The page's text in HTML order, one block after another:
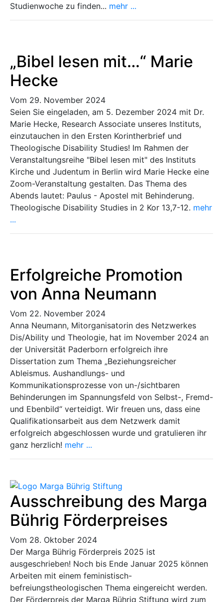
Studienwoche zu finden... mehr ...
„Bibel lesen mit…“ Marie
Hecke
Vom 29. November 2024
Seien Sie eingeladen, am 5. Dezember 2024 mit Dr.
Marie Hecke, Research Associate unseres Instituts,
einzutauchen in den Ersten Korintherbrief und
Theologische Disability Studies! Im Rahmen der
Veranstaltungsreihe "Bibel lesen mit" des Instituts
Kirche und Judentum in Berlin wird Marie Hecke eine
Zoom-Veranstaltung gestalten. Das Thema des
Abends lautet: Paulus - Apostel mit Behinderung.
Theologische Disability Studies in 2 Kor 13,7-12. mehr
...
Erfolgreiche Promotion
von Anna Neumann
Vom 22. November 2024
Anna Neumann, Mitorganisatorin des Netzwerkes
Dis/Ability und Theologie, hat im November 2024 an
der Universität Paderborn erfolgreich ihre
Dissertation zum Thema „Beziehungsreicher
Ableismus. Aushandlungs- und
Kommunikationsprozesse von un-/sichtbaren
Behinderungen im Spannungsfeld von Selbst-, Fremd-
und Ebenbild“ verteidigt. Wir freuen uns, dass eine
Qualifikationsarbeit aus dem Netzwerk damit
erfolgreich abgeschlossen wurde und gratulieren ihr
ganz herzlich! mehr ...
Ausschreibung des Marga
Bührig Förderpreises
Vom 28. Oktober 2024
Der Marga Bührig Förderpreis 2025 ist
ausgeschrieben! Noch bis Ende Januar 2025 können
Arbeiten mit einem feministisch-
befreiungstheologischen Thema eingereicht werden.
Der Förderpreis der Marga Bührig Stiftung wird zum